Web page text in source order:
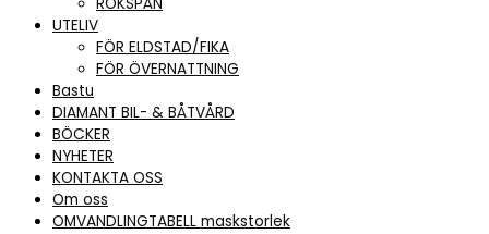
UTELIV
FÖR ELDSTAD/FIKA
FÖR ÖVERNATTNING
Bastu
DIAMANT BIL- & BÅTVÅRD
BÖCKER
NYHETER
KONTAKTA OSS
Om oss
OMVANDLINGTABELL maskstorlek